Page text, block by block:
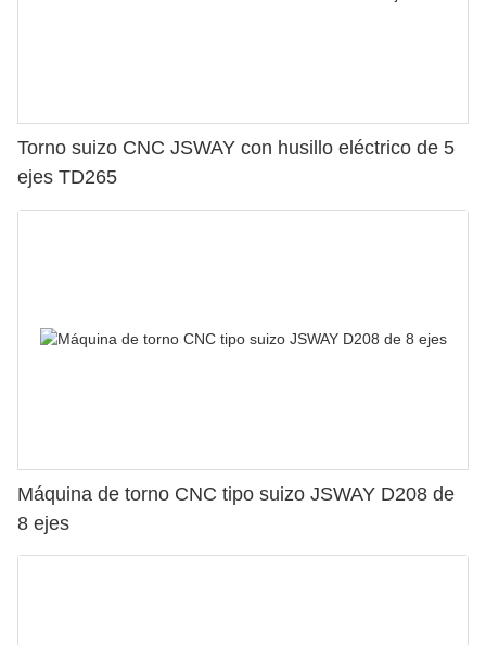
Torno suizo CNC JSWAY con husillo eléctrico de 5
ejes TD265
Máquina de torno CNC tipo suizo JSWAY D208 de
8 ejes